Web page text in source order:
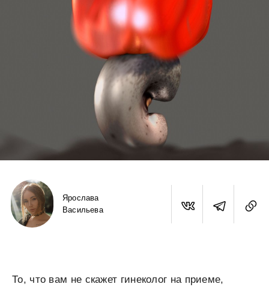
Ярослава
Васильева
То, что вам не скажет гинеколог на приеме,